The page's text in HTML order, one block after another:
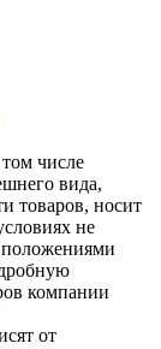
числе
вида,
товаров, носит
не
положениями
компании
от